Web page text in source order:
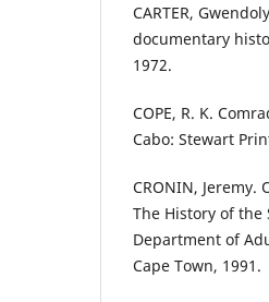
CARTER,
documentary
1972.
COPE, R. K.
Cabo: Stewart
CRONIN,
The History of the
Department of
Cape Town, 1991.